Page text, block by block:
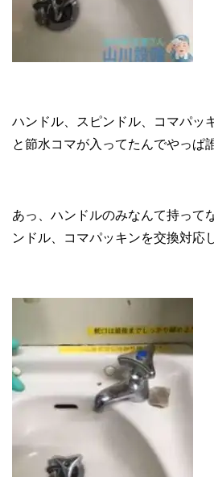
ハンドル、スピンドル、コマパッ
と節水コマが入ってたんでやっぱ
あっ、ハンドルのみなんて持って
ンドル、コマパッキンを交換対応